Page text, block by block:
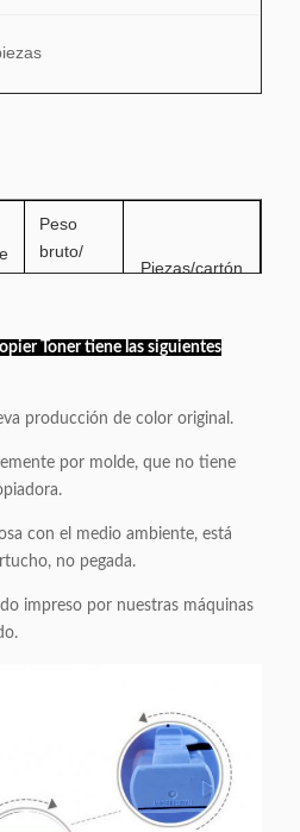
Peso
bruto/
Piezas/cartón
10.8KG 14 piezas
Toner tiene las siguientes
producción de color original.
por molde, que no tiene
con el medio ambiente, está
no pegada.
impreso por nuestras máquinas